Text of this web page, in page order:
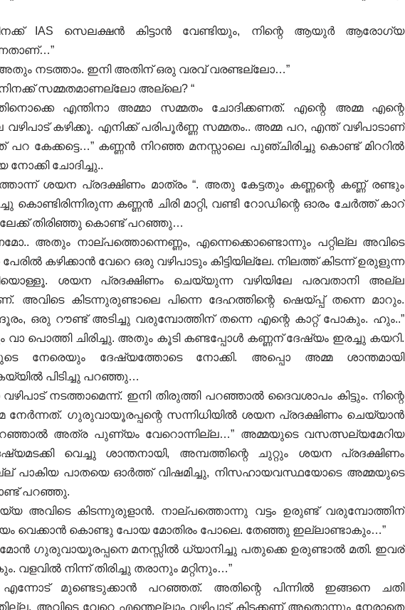
IAS സെലക്ഷൻ കിട്ടാൻ വേണ്ടിയും, നിന്റെ ആയുർ ആരോഗ്യ
നടത്താം. ഇനി അതിന് ഒരു വരവ് വരണ്ടല്ലോ…”
നിനക്ക് സമ്മതമാണല്ലോ അല്ലെ? “
എന്തിനാ അമ്മാ സമ്മതം ചോദിക്കണത്. എന്റെ അമ്മ എന്റെ
വഴിപാട് കഴിക്കൂ. എനിക്ക് പരിപൂർണ്ണ സമ്മതം.. അമ്മ പറ, എന്ത് വഴിപാടാണ്
പറ കേക്കട്ടെ…” കണ്ണൻ നിറഞ്ഞ മനസ്സാലെ പുഞ്ചിരിച്ചു കൊണ്ട് മിററിൽ
നോക്കി ചോദിച്ചു..
ശയന പ്രദക്ഷിണം മാത്രം “. അതു കേട്ടതും കണ്ണന്റെ കണ്ണ് രണ്ടും
കൊണ്ടിരിന്നിരുന്ന കണ്ണൻ ചിരി മാറ്റി, വണ്ടി റോഡിന്റെ ഓരം ചേർത്ത് കാറ്
തിരിഞ്ഞു കൊണ്ട് പറഞ്ഞു…
അതും നാല്പത്തൊന്നെണ്ണം, എന്നെക്കൊണ്ടൊന്നും പറ്റില്ല അവിടെ
കഴിക്കാൻ വേറെ ഒരു വഴിപാടും കിട്ടിയില്ലേ. നിലത്ത് കിടന്ന് ഉരുളുന്ന
ശയന പ്രദക്ഷിണം ചെയ്യുന്ന വഴിയിലേ പരവതാനി അല്ല
അവിടെ കിടന്നുരുണ്ടാലെ പിന്നെ ദേഹത്തിന്റെ ഷെയ്പ്പ് തന്നെ മാറും.
ഒരു റൗണ്ട് അടിച്ചു വരുമ്പോത്തിന് തന്നെ എന്റെ കാറ്റ് പോകും. ഹും..”
പൊത്തി ചിരിച്ചു. അതും കൂടി കണ്ടപ്പോൾ കണ്ണന് ദേഷ്യം ഇരച്ചു കയറി.
നേരെയും ദേഷ്യത്തോടെ നോക്കി. അപ്പൊ അമ്മ ശാന്തമായി
പിടിച്ചു പറഞ്ഞു…
നടത്താമെന്ന്. ഇനി തിരുത്തി പറഞ്ഞാൽ ദൈവശാപം കിട്ടും. നിന്റെ
നേർന്നത്. ഗുരുവായൂരപ്പന്റെ സന്നിധിയിൽ ശയന പ്രദക്ഷിണം ചെയ്യാൻ
അത്ര പുണ്യം വേറൊന്നില്ല…” അമ്മയുടെ വസത്സല്യമേറിയ
വെച്ചു ശാന്തനായി, അമ്പത്തിന്റെ ചുറ്റും ശയന പ്രദക്ഷിണം
പാകിയ പാതയെ ഓർത്ത് വിഷമിച്ചു, നിസഹായവസ്ഥയോടെ അമ്മയുടെ
പറഞ്ഞു.
അവിടെ കിടന്നുരുളാൻ. നാല്പത്തൊന്നു വട്ടം ഉരുണ്ട് വരുമ്പോത്തിന്
വെക്കാൻ കൊണ്ടു പോയ മോതിരം പോലെ. തേഞ്ഞു ഇല്ലാണ്ടാകും…”
ഗുരുവായൂരപ്പനെ മനസ്സിൽ ധ്യാനിച്ചു പതുക്കെ ഉരുണ്ടാൽ മതി. ഇവര്
വളവിൽ നിന്ന് തിരിച്ചു തരാനും മറ്റിനും…”
എന്നോട് മുണ്ടെടുക്കാൻ പറഞ്ഞത്. അതിന്റെ പിന്നിൽ ഇങ്ങനെ ചതി
അവിടെ വേറെ എന്തെല്ലാം വഴിപാട് കിടക്കണ് അതൊന്നും നേരാതെ